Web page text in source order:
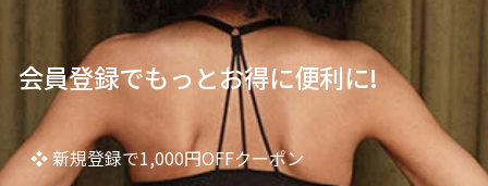
会員登録でもっとお得に便利に!
❖ 新規登録で1,000円OFFクーポン